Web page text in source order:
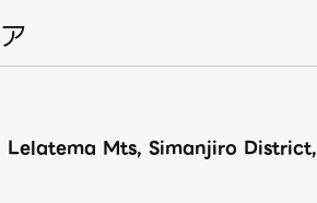
Mts, Simanjiro District,